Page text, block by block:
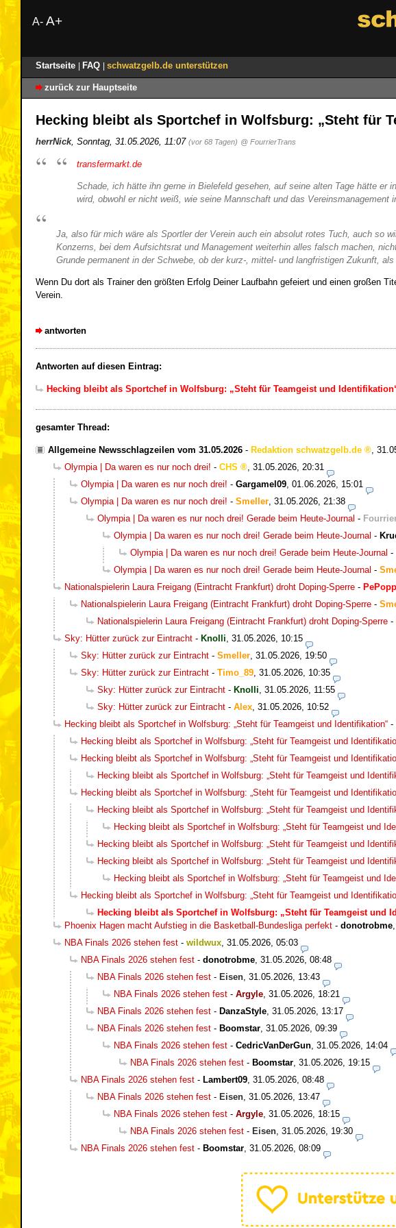
A- A+
Startseite FAQ schwatzgelb.de unterstützen
zurück zur Hauptseite
Hecking bleibt als Sportchef in Wolfsburg: „Steht für
herrNick, Sonntag, 31.05.2026, 11:07 (vor 68 Tagen) @ FourrierTrans
transfermarkt.de
Schade, ich hätte ihn gerne in Bielefeld gesehen, auf seine alten Tage hätte er
wird, obwohl er nicht weiß, wie seine Mannschaft und das Vereinsmanagement
Ja, also für mich wäre als Sportler der Verein auch ein absolut rotes Tuch, auch so
Konzerns, bei dem Aufsichtsrat und Management weiterhin alles falsch machen,
Grunde permanent in der Schwebe, ob der kurz-, mittel- und langfristigen Zukunft,
Wenn Du dort als Trainer den größten Erfolg Deiner Laufbahn gefeiert und einen großen
Verein.
antworten
Antworten auf diesen Eintrag:
Hecking bleibt als Sportchef in Wolfsburg: „Steht für Teamgeist und
gesamter Thread:
Allgemeine Newsschlagzeilen vom 31.05.2026 - Redaktion schwatzgelb.de ,
Olympia | Da waren es nur noch drei! - CHS , 31.05.2026, 20:31
Olympia | Da waren es nur noch drei! - Gargamel09, 01.06.2026, 15:01
Olympia | Da waren es nur noch drei! - Smeller, 31.05.2026, 21:38
Olympia | Da waren es nur noch drei! Gerade beim Heute-Journal -
Olympia | Da waren es nur noch drei! Gerade beim Heute-Journal -
Olympia | Da waren es nur noch drei! Gerade beim Heute-Journal -
Olympia | Da waren es nur noch drei! Gerade beim Heute-Journal -
Nationalspielerin Laura Freigang (Eintracht Frankfurt) droht Doping-Sperre - PePopp
Nationalspielerin Laura Freigang (Eintracht Frankfurt) droht Doping-Sperre -
Nationalspielerin Laura Freigang (Eintracht Frankfurt) droht Doping-Sperre -
Sky: Hütter zurück zur Eintracht - Knolli, 31.05.2026, 10:15
Sky: Hütter zurück zur Eintracht - Smeller, 31.05.2026, 19:50
Sky: Hütter zurück zur Eintracht - Timo_89, 31.05.2026, 10:35
Sky: Hütter zurück zur Eintracht - Knolli, 31.05.2026, 11:55
Sky: Hütter zurück zur Eintracht - Alex, 31.05.2026, 10:52
Hecking bleibt als Sportchef in Wolfsburg: „Steht für Teamgeist und Identifikation“ -
Hecking bleibt als Sportchef in Wolfsburg: „Steht für Teamgeist und
Hecking bleibt als Sportchef in Wolfsburg: „Steht für Teamgeist und
Hecking bleibt als Sportchef in Wolfsburg: „Steht für Teamgeist und
Hecking bleibt als Sportchef in Wolfsburg: „Steht für Teamgeist und
Hecking bleibt als Sportchef in Wolfsburg: „Steht für Teamgeist und
Hecking bleibt als Sportchef in Wolfsburg: „Steht für Teamgeist und
Hecking bleibt als Sportchef in Wolfsburg: „Steht für Teamgeist und
Hecking bleibt als Sportchef in Wolfsburg: „Steht für Teamgeist und
Hecking bleibt als Sportchef in Wolfsburg: „Steht für Teamgeist und
Hecking bleibt als Sportchef in Wolfsburg: „Steht für Teamgeist und
Hecking bleibt als Sportchef in Wolfsburg: „Steht für Teamgeist und
Phoenix Hagen macht Aufstieg in die Basketball-Bundesliga perfekt - donotrobme,
NBA Finals 2026 stehen fest - wildwux, 31.05.2026, 05:03
NBA Finals 2026 stehen fest - donotrobme, 31.05.2026, 08:48
NBA Finals 2026 stehen fest - Eisen, 31.05.2026, 13:43
NBA Finals 2026 stehen fest - Argyle, 31.05.2026, 18:21
NBA Finals 2026 stehen fest - DanzaStyle, 31.05.2026, 13:17
NBA Finals 2026 stehen fest - Boomstar, 31.05.2026, 09:39
NBA Finals 2026 stehen fest - CedricVanDerGun, 31.05.2026, 14:04
NBA Finals 2026 stehen fest - Boomstar, 31.05.2026, 19:15
NBA Finals 2026 stehen fest - Lambert09, 31.05.2026, 08:48
NBA Finals 2026 stehen fest - Eisen, 31.05.2026, 13:47
NBA Finals 2026 stehen fest - Argyle, 31.05.2026, 18:15
NBA Finals 2026 stehen fest - Eisen, 31.05.2026, 19:30
NBA Finals 2026 stehen fest - Boomstar, 31.05.2026, 08:09